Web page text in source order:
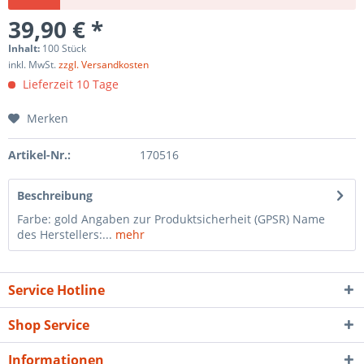
39,90 € *
Inhalt: 100 Stück
inkl. MwSt.zzgl. Versandkosten
Lieferzeit 10 Tage
Merken
Artikel-Nr.: 170516
Beschreibung
Farbe: gold Angaben zur Produktsicherheit (GPSR) Name
des Herstellers:... mehr
Service Hotline
Shop Service
Informationen